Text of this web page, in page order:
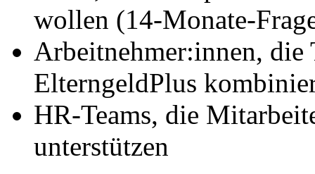
wollen (14-Monate-
Arbeitnehmer:innen,
ElterngeldPlus
HR-Teams, die
unterstützen